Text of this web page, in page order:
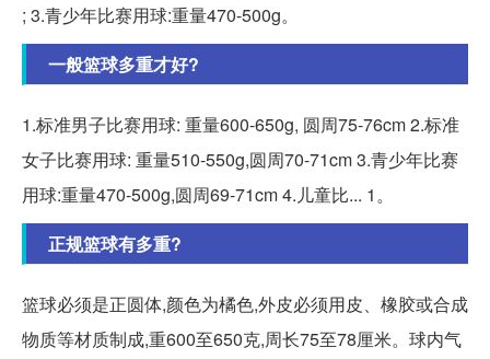
; 3.青少年比赛用球:重量470-500g。
一般篮球多重才好?
1.标准男子比赛用球: 重量600-650g, 圆周75-76cm 2.标准
女子比赛用球: 重量510-550g,圆周70-71cm 3.青少年比赛
用球:重量470-500g,圆周69-71cm 4.儿童比... 1。
正规篮球有多重?
篮球必须是正圆体,颜色为橘色,外皮必须用皮、橡胶或合成
物质等材质制成,重600至650克,周长75至78厘米。球内气